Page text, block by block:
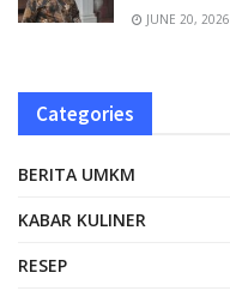
JUNE 20, 2026
Categories
BERITA UMKM
KABAR KULINER
RESEP